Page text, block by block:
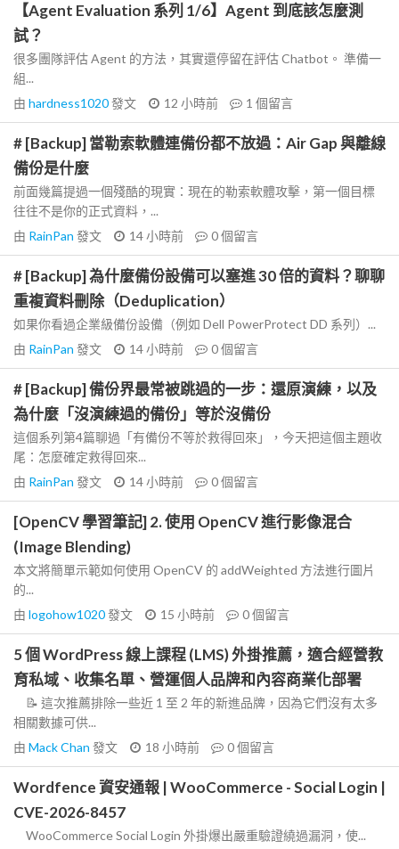
【Agent Evaluation 系列 1/6】Agent 到底該怎麼測
試？
很多團隊評估 Agent 的方法，其實還停留在評估 Chatbot。 準備一
組...
由 hardness1020發文 12 小時前 1 個留言
# [Backup] 當勒索軟體連備份都不放過：Air Gap 與離線
備份是什麼
前面幾篇提過一個殘酷的現實：現在的勒索軟體攻擊，第一個目標
往往不是你的正式資料，...
由 RainPan 發文 14 小時前 0個留言
# [Backup] 為什麼備份設備可以塞進 30 倍的資料？聊聊
重複資料刪除（Deduplication）
如果你看過企業級備份設備（例如 Dell PowerProtect DD 系列）...
由 RainPan 發文 14 小時前 0個留言
# [Backup] 備份界最常被跳過的一步：還原演練，以及
為什麼「沒演練過的備份」等於沒備份
這個系列第4篇聊過「有備份不等於救得回來」，今天把這個主題收
尾：怎麼確定救得回來...
由 RainPan 發文 14 小時前 0個留言
[OpenCV 學習筆記] 2. 使用 OpenCV 進行影像混合
(Image Blending)
本文將簡單示範如何使用 OpenCV 的 addWeighted 方法進行圖片
的...
由 logohow1020發文 15 小時前 0個留言
5 個 WordPress 線上課程 (LMS) 外掛推薦，適合經營教
育私域、收集名單、營運個人品牌和內容商業化部署
📝 這次推薦排除一些近 1 至 2 年的新進品牌，因為它們沒有太多
相關數據可供...
由 Mack Chan 發文 18 小時前 0個留言
Wordfence 資安通報 | WooCommerce - Social Login |
CVE-2026-8457
WooCommerce Social Login 外掛爆出嚴重驗證繞過漏洞，使...